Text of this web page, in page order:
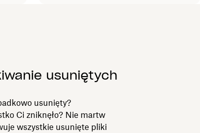
usuniętych
usunięty?
Ci zniknęło? Nie martw
wszystkie usunięte pliki